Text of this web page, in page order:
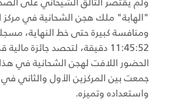
"الهابة" ملك هجن الشحانية في مركز
ومنافسة كبيرة حتى خط النهاية،
11:45:52 دقيقة، لتحصد جائزة
الحضور اللافت لهجن الشحانية في
جمعت بين المركزين الأول والثاني
واستعداده وتميزه.